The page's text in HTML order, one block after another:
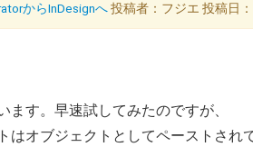
からInDesignへ投稿者：フジエ 投稿日
ます。早速試してみたのですが、
はオブジェクトとしてペーストされ